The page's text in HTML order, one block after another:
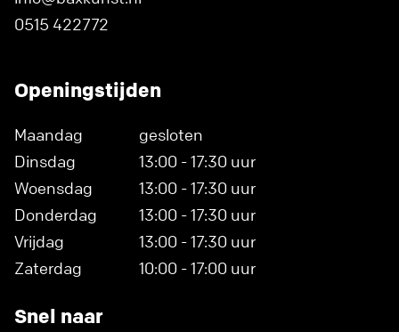
0515 422772
Openingstijden
Maandag
gesloten
Dinsdag
13:00 - 17:30 uur
Woensdag
13:00 - 17:30 uur
Donderdag
13:00 - 17:30 uur
Vrijdag
13:00 - 17:30 uur
Zaterdag
10:00 - 17:00 uur
Snel naar